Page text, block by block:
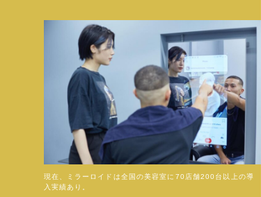
現在、ミラーロイドは全国の美容室に70店舗200台以上の導
入実績あり。